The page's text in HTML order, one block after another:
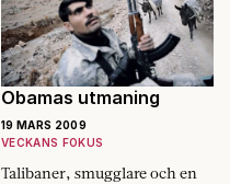
Obamas utmaning
19 MARS 2009
VECKANS FOKUS
Talibaner, smugglare och en